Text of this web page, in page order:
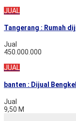
JUAL
Tangerang : Rumah
Jual
450.000.000
JUAL
banten : Dijual
Jual
9,50 M